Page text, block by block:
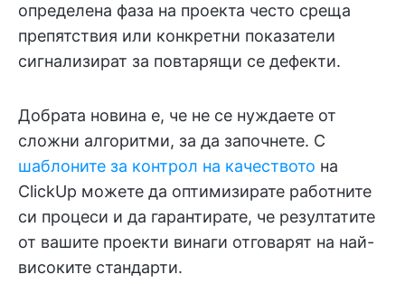
определена фаза на проекта често среща
препятствия или конкретни показатели
сигнализират за повтарящи се дефекти.
Добрата новина е, че не се нуждаете от
сложни алгоритми, за да започнете. С
шаблоните за контрол на качеството на
ClickUp можете да оптимизирате работните
си процеси и да гарантирате, че резултатите
от вашите проекти винаги отговарят на най-
високите стандарти.